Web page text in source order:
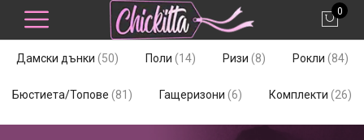
0
Дамски дънки 5050
Поли 1414
Ризи 88
Рокли 8484
Бюстиета/Топове
81 81
Гащеризони 66
Комплекти 2626